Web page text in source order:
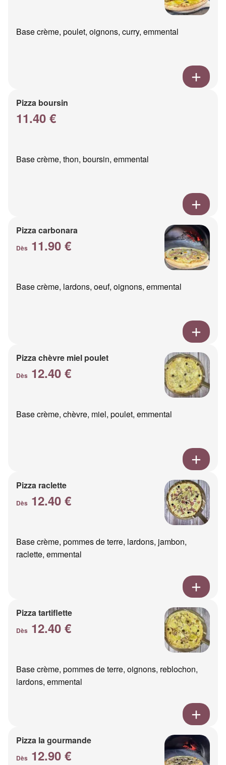
Base crème, poulet, oignons, curry, emmental
Pizza boursin
11.40 €
Base crème, thon, boursin, emmental
Pizza carbonara
Dès 11.90 €
Base crème, lardons, oeuf, oignons, emmental
Pizza chèvre miel poulet
Dès 12.40 €
Base crème, chèvre, miel, poulet, emmental
Pizza raclette
Dès 12.40 €
Base crème, pommes de terre, lardons, jambon,
raclette, emmental
Pizza tartiflette
Dès 12.40 €
Base crème, pommes de terre, oignons, reblochon,
lardons, emmental
Pizza la gourmande
Dès 12.90 €